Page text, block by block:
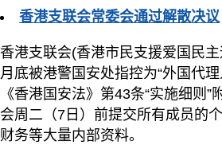
香港支联会常委会通过解散决议
香港支联会(香港市民支援爱国民
月底被港警国安处指控为“外国代理
《香港国安法》第43条“实施细则”
会周二（7日）前提交所有成员的
财务等大量内部资料。